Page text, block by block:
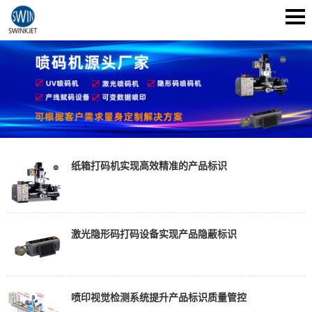
纸箱打码机实现高效精准的产品标识
激光隐形码打码设备实现产品隐蔽标识
喷印视觉检测系统提升产品标识质量管控